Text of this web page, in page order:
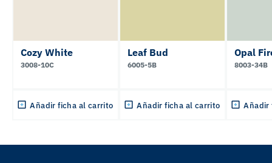
Cozy White
3008-10C
Añadir ficha al carrito
Leaf Bud
6005-5B
Añadir ficha al carrito
Opal
8003-34B
Añadir